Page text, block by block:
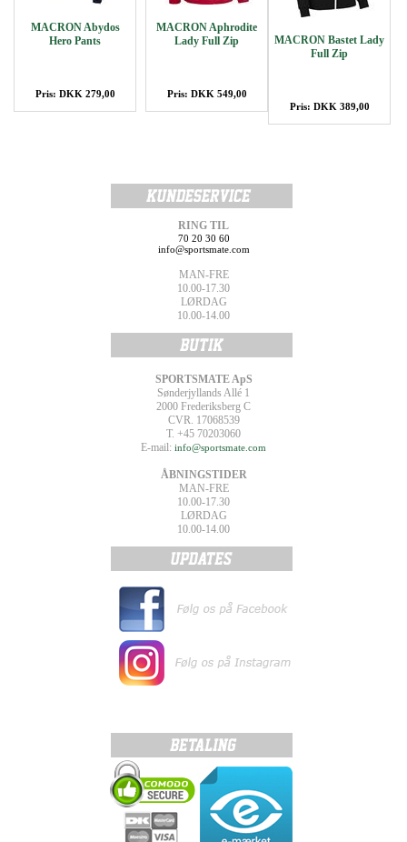
MACRON Abydos
Hero Pants
Pris: DKK 279,00
MACRON Aphrodite
Lady Full Zip
Pris: DKK 549,00
MACRON Bastet Lady
Full Zip
Pris: DKK 389,00
RING TIL
70 20 30 60
info@sportsmate.com
MAN-FRE
10.00-17.30
LØRDAG
10.00-14.00
SPORTSMATE ApS
Sønderjyllands Allé 1
2000 Frederiksberg C
CVR. 17068539
T. +45 70203060
E-mail: info@sportsmate.com
ÅBNINGSTIDER
MAN-FRE
10.00-17.30
LØRDAG
10.00-14.00